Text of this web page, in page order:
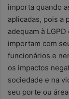
importa quando
aplicadas, pois a
adequam à
importam com
funcionários e
os impactos
sociedade e na
seu porte ou